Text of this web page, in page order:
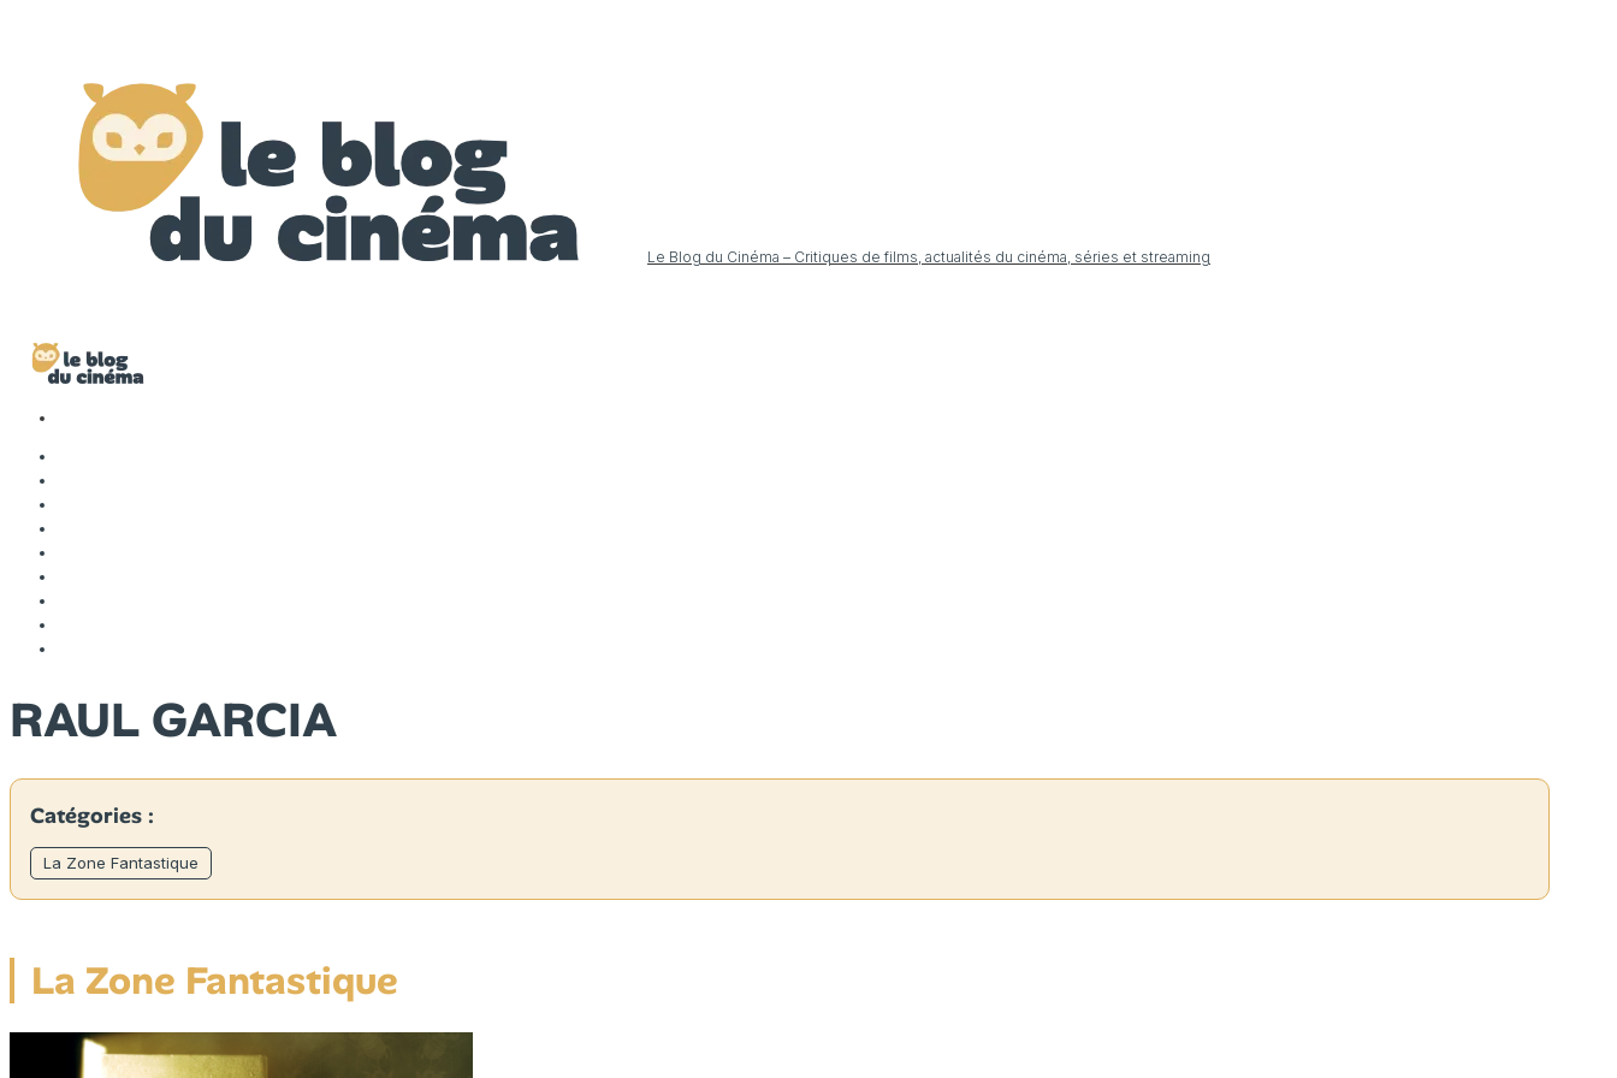
Le Blog du Cinéma – Critiques de films, actualités du cinéma, séries et streaming
RAUL GARCIA
Catégories :
La Zone Fantastique
La Zone Fantastique